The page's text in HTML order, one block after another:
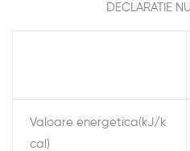
DECLARATIE
Valoare energetica(kJ/k
cal)